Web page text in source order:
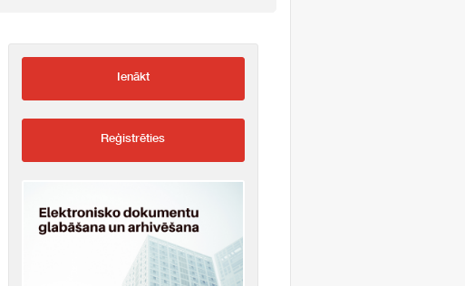
Ienākt
Reģistrēties